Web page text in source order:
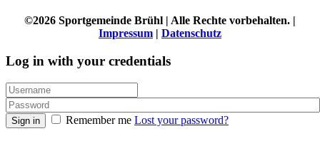
©2026 Sportgemeinde Brühl | Alle Rechte vorbehalten. |
Impressum | Datenschutz
Log in with your credentials
Sign in Remember me Lost your password?